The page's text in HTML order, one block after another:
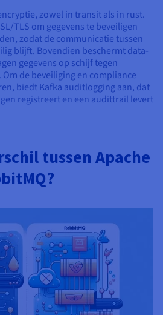
zowel in transit als in rust.
TLS om gegevens te beveiligen
zodat de communicatie tussen
blijft. Bovendien beschermt data-
gegevens op schijf tegen
de beveiliging en compliance
biedt Kafka auditlogging aan, dat
registreert en een audittrail levert
tussen Apache